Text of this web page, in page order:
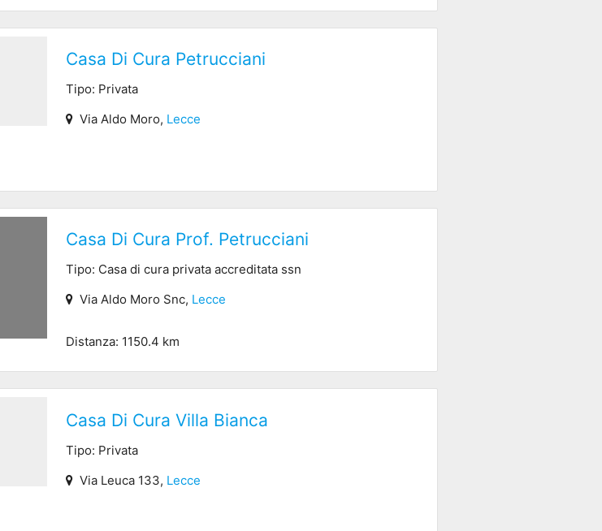
Casa Di Cura Petrucciani
Tipo: Privata
Via Aldo Moro, Lecce
Casa Di Cura Prof. Petrucciani
Tipo: Casa di cura privata accreditata ssn
Via Aldo Moro Snc, Lecce
Distanza: 1150.4 km
Casa Di Cura Villa Bianca
Tipo: Privata
Via Leuca 133, Lecce